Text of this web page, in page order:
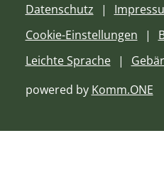
Datenschutz
Cookie-Einstellungen
Leichte Sprache
powered by Komm.ONE